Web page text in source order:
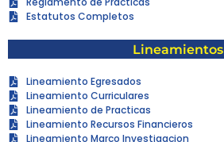
Estatutos Completos
Lineamientos
Lineamiento Egresados
Lineamiento Curriculares
Lineamiento de Practicas
Lineamiento Recursos Financieros
Lineamiento Marco Investigacion